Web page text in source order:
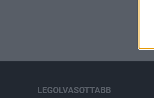
LEGOLVASOTTABB